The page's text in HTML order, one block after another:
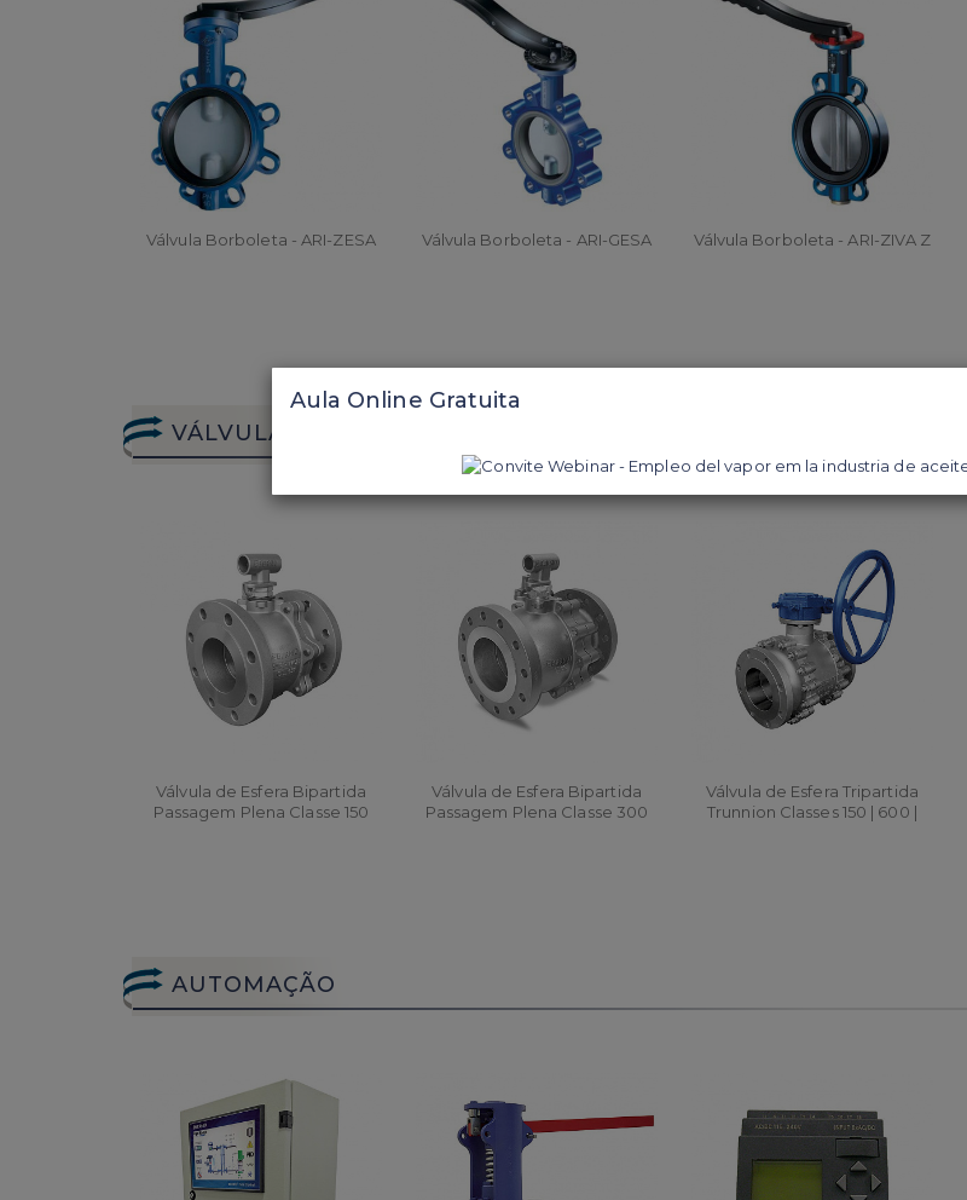
Válvula Borboleta - ARI-ZESA Válvula Borboleta - ARI-GESA
ORÇAR
Válvula Borboleta - ARI-ZIVA Z
ORÇAR
VÁLVULAS DE ESFERA
Válvula de Esfera Bipartida
Passagem Plena Classe 150
Válvula de Esfera Bipartida
Passagem Plena Classe 300
Válvula de Esfera Tripartida
Trunnion Classes 150 | 600 |
AUTOMAÇÃO
Aula Online Gratuita